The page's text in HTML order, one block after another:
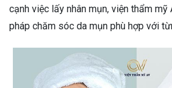
cạnh việc lấy nhân mụn, viện thẩm
pháp chăm sóc da mụn phù hợp với